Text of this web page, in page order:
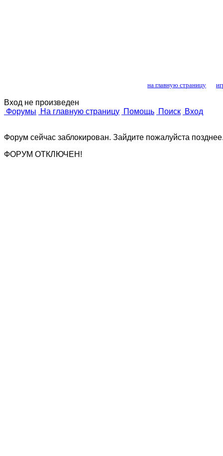
на главную страницу
Вход не произведен
Форумы
На главную страницу Помощь Поиск Вход
Форум сейчас заблокирован. Зайдите пожалуйста
ФОРУМ ОТКЛЮЧЕН!